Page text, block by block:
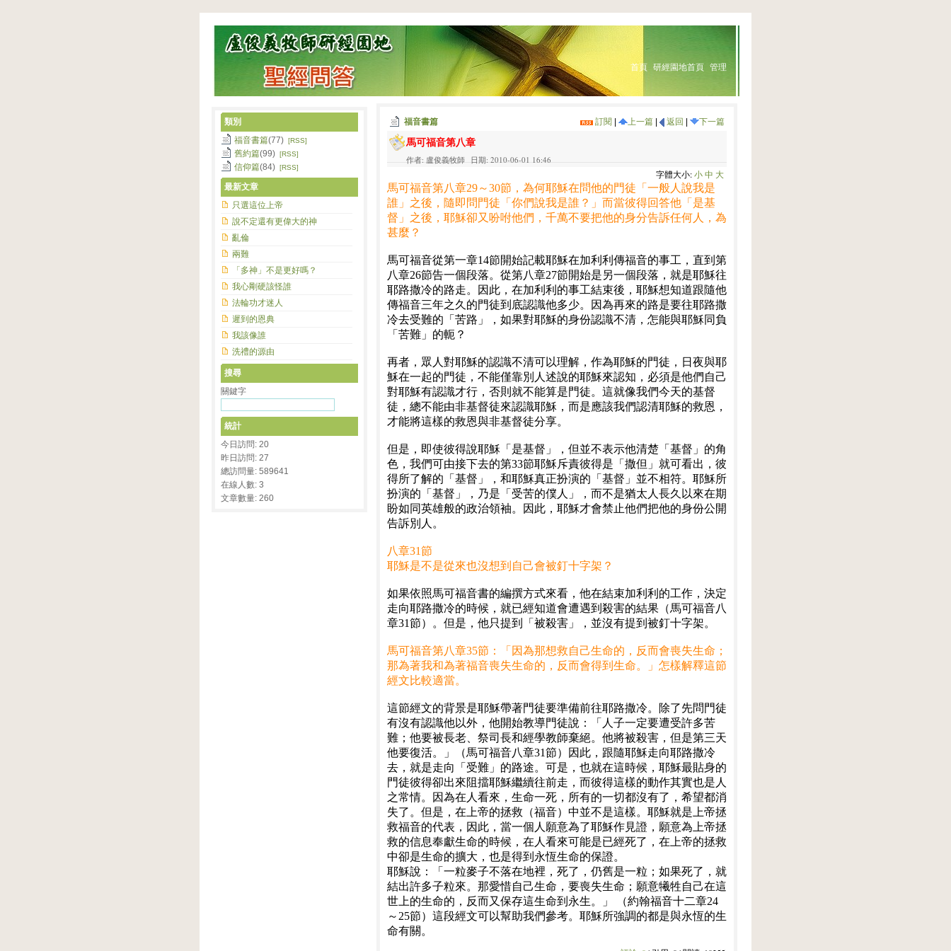
首頁 研經園地首頁 管理
訂閱 上一篇 返回 下一篇
福音書篇
馬可福音第八章
作者: 盧俊義牧師 日期: 2010-06-01 16:46
字體大小:小中 大
馬可福音第八章29～30節，為何耶穌在問他的門徒「一般人說我是
誰」之後，隨即問門徒「你們說我是誰？」而當彼得回答他「是基
督」之後，耶穌卻又吩咐他們，千萬不要把他的身分告訴任何人，為
甚麼？
馬可福音從第一章14節開始記載耶穌在加利利傳福音的事工，直到第
八章26節告一個段落。從第八章27節開始是另一個段落，就是耶穌往
耶路撒冷的路走。因此，在加利利的事工結束後，耶穌想知道跟隨他
傳福音三年之久的門徒到底認識他多少。因為再來的路是要往耶路撒
冷去受難的「苦路」，如果對耶穌的身份認識不清，怎能與耶穌同負
「苦難」的軛？
再者，眾人對耶穌的認識不清可以理解，作為耶穌的門徒，日夜與耶
穌在一起的門徒，不能僅靠別人述說的耶穌來認知，必須是他們自己
對耶穌有認識才行，否則就不能算是門徒。這就像我們今天的基督
徒，總不能由非基督徒來認識耶穌，而是應該我們認清耶穌的救恩，
才能將這樣的救恩與非基督徒分享。
但是，即使彼得說耶穌「是基督」，但並不表示他清楚「基督」的角
色，我們可由接下去的第33節耶穌斥責彼得是「撒但」就可看出，彼
得所了解的「基督」，和耶穌真正扮演的「基督」並不相符。耶穌所
扮演的「基督」，乃是「受苦的僕人」，而不是猶太人長久以來在期
盼如同英雄般的政治領袖。因此，耶穌才會禁止他們把他的身份公開
告訴別人。
八章31節
耶穌是不是從來也沒想到自己會被釘十字架？
如果依照馬可福音書的編撰方式來看，他在結束加利利的工作，決定
走向耶路撒冷的時候，就已經知道會遭遇到殺害的結果（馬可福音八
章31節）。但是，他只提到「被殺害」，並沒有提到被釘十字架。
馬可福音第八章35節：「因為那想救自己生命的，反而會喪失生命；
那為著我和為著福音喪失生命的，反而會得到生命。」怎樣解釋這節
經文比較適當。
這節經文的背景是耶穌帶著門徒要準備前往耶路撒冷。除了先問門徒
有沒有認識他以外，他開始教導門徒說：「人子一定要遭受許多苦
難；他要被長老、祭司長和經學教師棄絕。他將被殺害，但是第三天
他要復活。」（馬可福音八章31節）因此，跟隨耶穌走向耶路撒冷
去，就是走向「受難」的路途。可是，也就在這時候，耶穌最貼身的
門徒彼得卻出來阻擋耶穌繼續往前走，而彼得這樣的動作其實也是人
之常情。因為在人看來，生命一死，所有的一切都沒有了，希望都消
失了。但是，在上帝的拯救（福音）中並不是這樣。耶穌就是上帝拯
救福音的代表，因此，當一個人願意為了耶穌作見證，願意為上帝拯
救的信息奉獻生命的時候，在人看來可能是已經死了，在上帝的拯救
中卻是生命的擴大，也是得到永恆生命的保證。
耶穌說：「一粒麥子不落在地裡，死了，仍舊是一粒；如果死了，就
結出許多子粒來。那愛惜自己生命，要喪失生命；願意犧牲自己在這
世上的生命的，反而又保存這生命到永生。」 （約翰福音十二章24
～25節）這段經文可以幫助我們參考。耶穌所強調的都是與永恆的生
命有關。
類別
福音書篇(77) [RSS]
舊約篇(99) [RSS]
信仰篇(84) [RSS]
最新文章
只選這位上帝
說不定還有更偉大的神
亂倫
兩難
「多神」不是更好嗎？
我心剛硬該怪誰
法輪功才迷人
遲到的恩典
我該像誰
洗禮的源由
搜尋
關鍵字
統計
今日訪問: 20
昨日訪問: 27
總訪問量: 589641
在線人數: 3
文章數量: 260